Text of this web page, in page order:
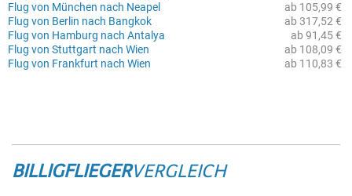
ab 105,99 €
Flug von München nach Neapel
ab 317,52 €
Flug von Berlin nach Bangkok
ab 91,45 €
Flug von Hamburg nach Antalya
ab 108,09 €
Flug von Stuttgart nach Wien
ab 110,83 €
Flug von Frankfurt nach Wien
BILLIGFLIEGERVERGLEICH